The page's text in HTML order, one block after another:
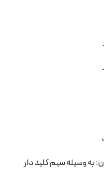
به وسیله سیم کلید دار